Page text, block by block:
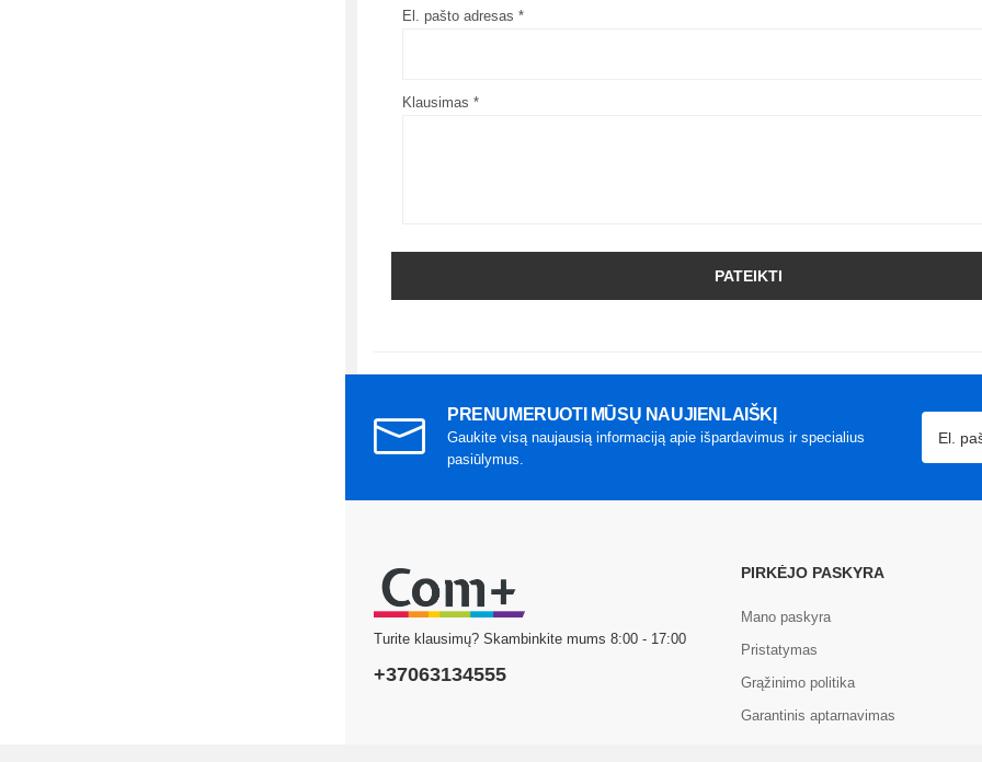
El. pašto adresas *
Klausimas *
PATEIKTI
PRENUMERUOTI MŪSŲ NAUJIENLAIŠKĮ
Gaukite visą naujausią informaciją apie išpardavimus ir specialius
pasiūlymus.
Turite klausimų? Skambinkite mums 8:00 - 17:00
+37063134555
PIRKĖJO PASKYRA
Mano paskyra
Pristatymas
Grąžinimo politika
Garantinis aptarnavimas